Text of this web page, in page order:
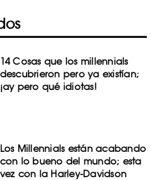
14 Cosas que los millennials
descubrieron pero ya existían;
¡ay pero qué idiotas!
Los Millennials están acabando
con lo bueno del mundo; esta
vez con la Harley-Davidson